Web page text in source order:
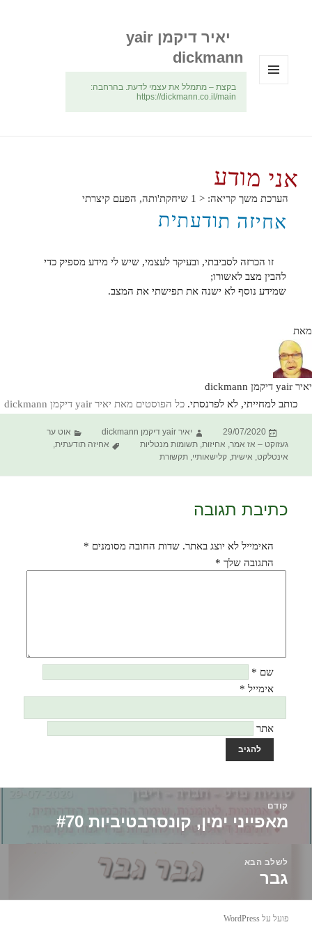
יאיר דיקמן yair
dickmann
בקצת – מתמלל את עצמי לדעת. בהרחבה:
https://dickmann.co.il/main
אני מודע
הערכת משך קריאה: < 1 שיחקת'ותה, הפעם קיצרתי
אחיזה תודעתית
זו הכרזה לסביבתי, ובעיקר לעצמי, שיש לי מידע מספיק כדי
להבין מצב לאשורו;
שמידע נוסף לא ישנה את תפישתי את המצב.
מאת
יאיר yair דיקמן dickmann
כותב למחייתי, לא לפרנסתי. כל הפוסטים מאת יאיר yair דיקמן dickmann‏
פורסם
בתאריך
29/07/2020 מחבר
יאיר yair דיקמן dickmann קטגוריות
אוט ער
געזוקט – אז אמר, אחיזות,תשומות מנטליות תגיות
אחיזה תודעתית,
אינטלקט, אישית,קלישאותיי,תקשורת
כתיבת תגובה
האימייל לא יוצג באתר. שדות החובה מסומנים *
התגובה שלך *
שם *
אימייל *
אתר
קודם
הפוסט
מאפייני ימין, קונסרבטיביות #70
לשלב הבא
הפוסט
גבר
פועל על WordPress